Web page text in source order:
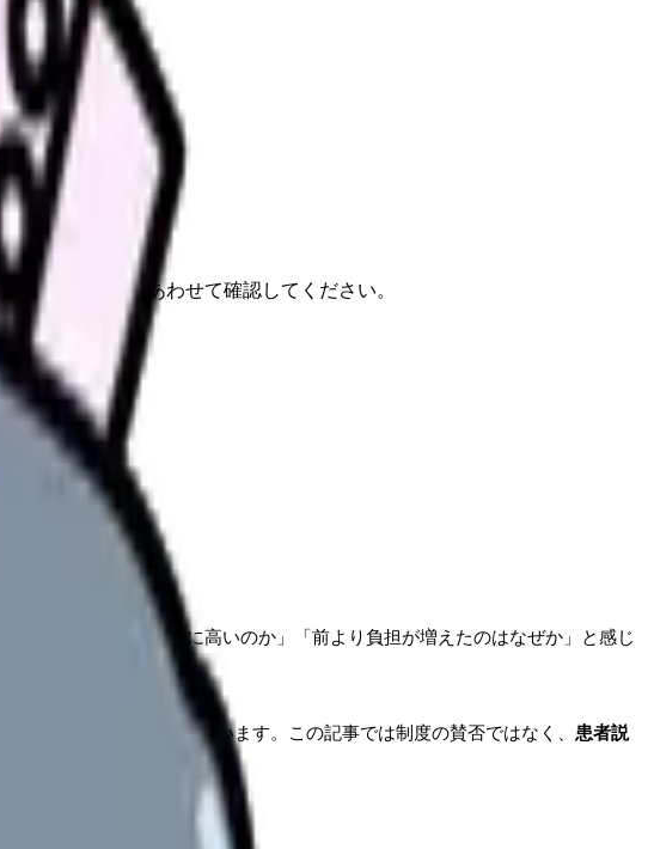
ス公式情報もあわせて確認してください。
さんが「なぜこんなに高いのか」「前より負担が増えたのはなぜか」と感じ
いう議論が報じられています。この記事では制度の賛否ではなく、 患者説
要があります。